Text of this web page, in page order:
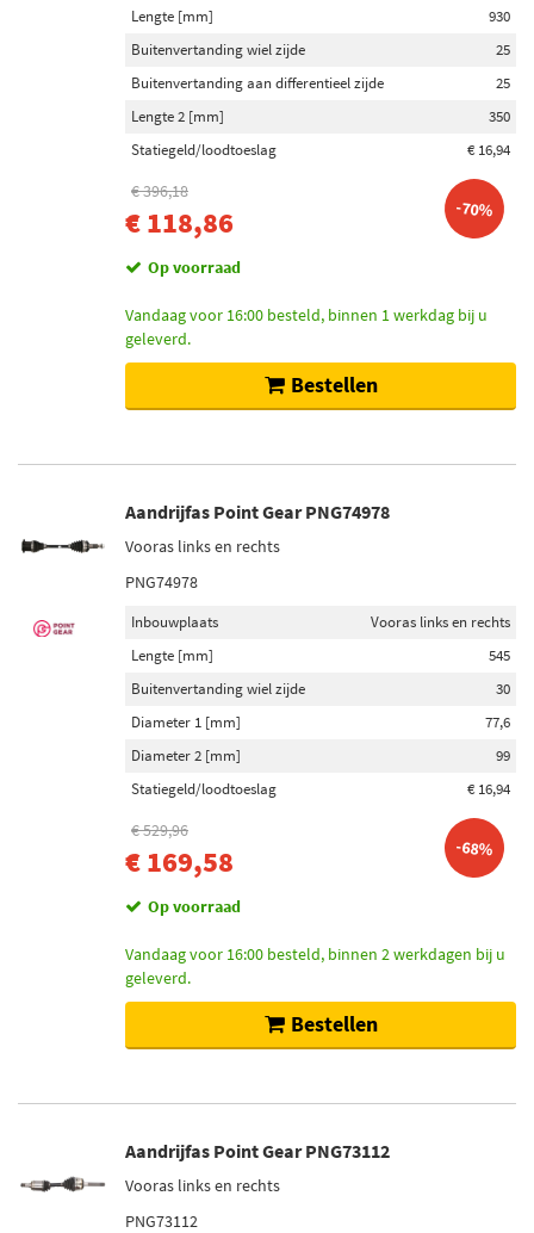
Lengte [mm]
930
Buitenvertanding wiel zijde
25
Buitenvertanding aan differentieel zijde
25
Lengte 2 [mm]
350
Statiegeld/loodtoeslag
€ 16,94
€ 396,18
€ 118,86 -70%
Op voorraad
Vandaag voor 16:00 besteld, binnen 1 werkdag bij u
geleverd.
Bestellen
Aandrijfas Point Gear PNG74978
Vooras links en rechts
PNG74978
Inbouwplaats
Vooras links en rechts
Lengte [mm]
545
Buitenvertanding wiel zijde
30
Diameter 1 [mm]
77,6
Diameter 2 [mm]
99
Statiegeld/loodtoeslag
€ 16,94
€ 529,96
€ 169,58 -68%
Op voorraad
Vandaag voor 16:00 besteld, binnen 2 werkdagen bij u
geleverd.
Bestellen
Aandrijfas Point Gear PNG73112
Vooras links en rechts
PNG73112